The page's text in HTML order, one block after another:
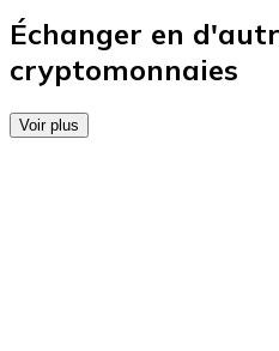
Achetez des cartes-
Aller à la boutique de
Échanger en
cryptomonnaies
Voir plus